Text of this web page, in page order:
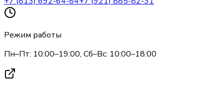
Режим работы
Пн–Пт: 10:00–19:00, Сб–Вс: 10:00–18:00